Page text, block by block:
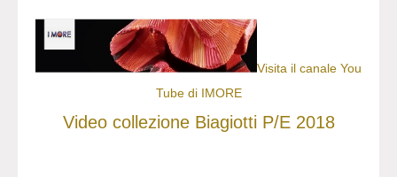
Visita il canale You
Tube di IMORE
Video collezione Biagiotti P/E 2018